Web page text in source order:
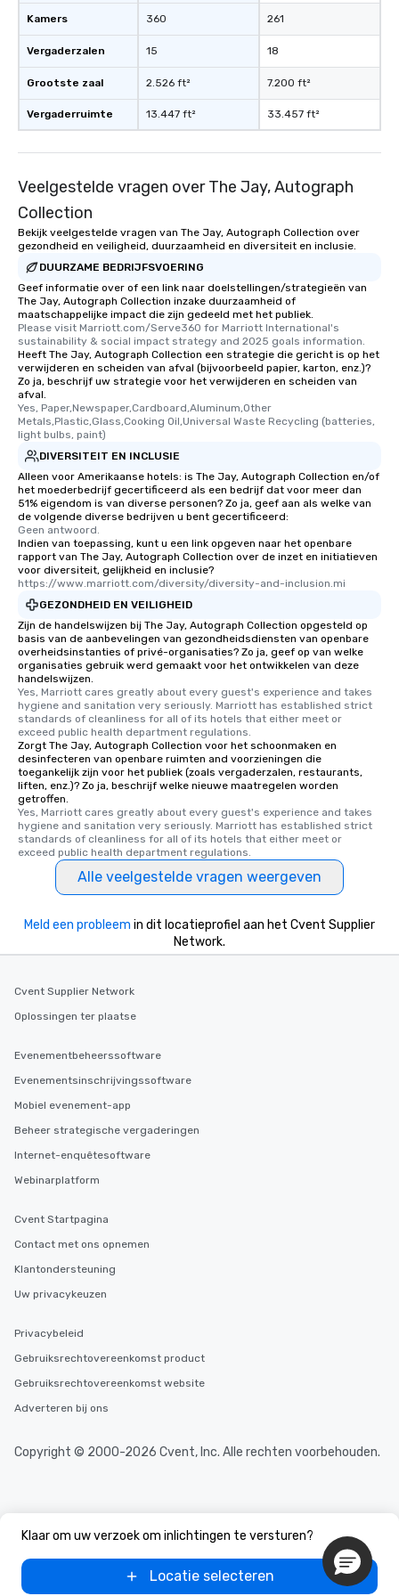
What’s more, your
a special warm
which can be an
those Instagram
For added ease, we
transportation pick-
as well as an event
experience, we can
glittering lights of The
Memorable
to gather and dine
experienced, and all
remember. Our one-
are special, from the
last. It’s an
will reminisce about
One of the best
restaurants are
walking distance of
short stroll allows
networking
heading to the next
itinerary. You Get a Dinner and a Show
entertainment. All
knowledgeable,
who leads the group
fascinating stories.
interactive
ensuring there is
Different Types of
experiences offer the
several renowned
convenient outing,
and your guests
discovered otherwise
at a typical corporate
in the city and dive
selected dishes are
Kamers
Vergaderzalen
Grootste zaal
Vergaderruimte
360
15
2.526 ft²
13.447 ft²
261
18
7.200 ft²
33.457 ft²
Veelgestelde vragen over The Jay, Autograph
Collection
Bekijk veelgestelde vragen van The Jay, Autograph Collection over
gezondheid en veiligheid, duurzaamheid en diversiteit en inclusie.
DUURZAME BEDRIJFSVOERING
Geef informatie over of een link naar doelstellingen/strategieën van
The Jay, Autograph Collection inzake duurzaamheid of
maatschappelijke impact die zijn gedeeld met het publiek.
Please visit Marriott.com/Serve360 for Marriott International's
sustainability & social impact strategy and 2025 goals information.
Heeft The Jay, Autograph Collection een strategie die gericht is op het
verwijderen en scheiden van afval (bijvoorbeeld papier, karton, enz.)?
Zo ja, beschrijf uw strategie voor het verwijderen en scheiden van
afval.
Yes, Paper,Newspaper,Cardboard,Aluminum,Other
Metals,Plastic,Glass,Cooking Oil,Universal Waste Recycling (batteries,
light bulbs, paint)
DIVERSITEIT EN INCLUSIE
Alleen voor Amerikaanse hotels: is The Jay, Autograph Collection en/of
het moederbedrijf gecertificeerd als een bedrijf dat voor meer dan
51% eigendom is van diverse personen? Zo ja, geef aan als welke van
de volgende diverse bedrijven u bent gecertificeerd:
Geen antwoord.
Indien van toepassing, kunt u een link opgeven naar het openbare
rapport van The Jay, Autograph Collection over de inzet en initiatieven
voor diversiteit, gelijkheid en inclusie?
https://www.marriott.com/diversity/diversity-and-inclusion.mi
GEZONDHEID EN VEILIGHEID
Zijn de handelswijzen bij The Jay, Autograph Collection opgesteld op
basis van de aanbevelingen van gezondheidsdiensten van openbare
overheidsinstanties of privé-organisaties? Zo ja, geef op van welke
organisaties gebruik werd gemaakt voor het ontwikkelen van deze
handelswijzen.
Yes, Marriott cares greatly about every guest's experience and takes
hygiene and sanitation very seriously. Marriott has established strict
standards of cleanliness for all of its hotels that either meet or
exceed public health department regulations.
Zorgt The Jay, Autograph Collection voor het schoonmaken en
desinfecteren van openbare ruimten and voorzieningen die
toegankelijk zijn voor het publiek (zoals vergaderzalen, restaurants,
liften, enz.)? Zo ja, beschrijf welke nieuwe maatregelen worden
getroffen.
Yes, Marriott cares greatly about every guest's experience and takes
hygiene and sanitation very seriously. Marriott has established strict
standards of cleanliness for all of its hotels that either meet or
exceed public health department regulations.
Alle veelgestelde vragen weergeven
Klaar om uw verzoek om inlichtingen te versturen?
Locatie selecteren
Meld een probleem in dit locatieprofiel aan het Cvent Supplier
Network.
Cvent Supplier Network
Oplossingen ter plaatse
Evenementbeheerssoftware
Evenementsinschrijvingssoftware
Mobiel evenement-app
Beheer strategische vergaderingen
Internet-enquêtesoftware
Webinarplatform
Cvent Startpagina
Contact met ons opnemen
Klantondersteuning
Uw privacykeuzen
Privacybeleid
Gebruiksrechtovereenkomst product
Gebruiksrechtovereenkomst website
Adverteren bij ons
Copyright © 2000-2026 Cvent, Inc. Alle rechten voorbehouden.